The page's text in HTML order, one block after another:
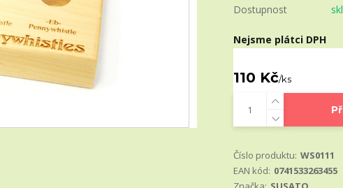
Dostupnost
Nejsme plátci DPH
110 Kč/ks
Číslo produktu: WS0111
EAN kód: 0741533263455